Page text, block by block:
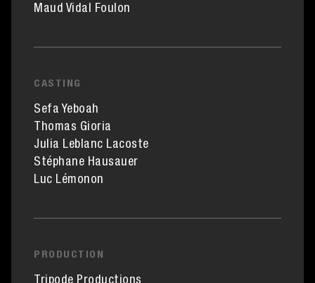
Maud Vidal Foulon
CASTING
Sefa Yeboah
Thomas Gioria
Julia Leblanc Lacoste
Stéphane Hausauer
Luc Lémonon
PRODUCTION